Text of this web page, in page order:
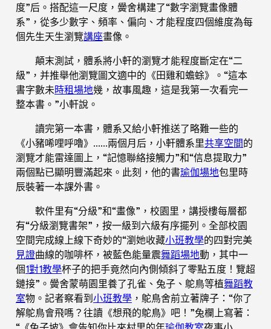
度”后。搭配這一尺度，黌舍構建了“數字瀏覽畫像體
系”，從多少數字、頻率、偏向、才能程度四個維度為每
個先生天生瀏覽講座畫像。
顛末測試，體系將小軒的瀏覽才能程度斷定在“二
級”，并推舉他瀏覽圖文適中的《田雞和蟾蜍》。“這本
書字數未時租場地幾，故事風趣，這是我第一次看完一
整本書。”小軒說。
讀完第一本書，體系又給小軒推送了略難一些的
《小豬唏哩呼嚕》……兩個月后，小軒體系里共享空間的
瀏覽才能雷達圖上，“記憶聯絡接觸力”和“信息提取力”
兩個點已顯明豐滿起來。此刻，他的書瑜伽場地包里時
辰裝著一本課外書。
軟件里有“分級”和“畫像”，校園里，講授樓每層都
有“分級瀏覽書架”，按一級到六級有序擺列。全部校園
空間完成線上線下奇妙的“瀏她收藏小班教學的四對完美
見證曲線的咖啡杯，被藍色能量震舞蹈場地動，其中一
個1對1教學杯子的把手竟然向內側傾斜了零點五度！覽超
鏈接”。黌舍蒙萌園里養了孔雀、兔子、鴕鳥等植舞蹈教
室物。記者察看到小班教學 ，鴕鳥舍前立著牌子：“你了
解鴕鳥會飛嗎？往讀《想飛的鴕鳥》吧！”兔欄上寫著：